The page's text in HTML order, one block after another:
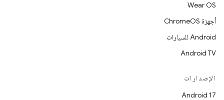
Wear OS
أجهزة ChromeOS
Android للسيارات
Android TV
الإصدارات
Android 17